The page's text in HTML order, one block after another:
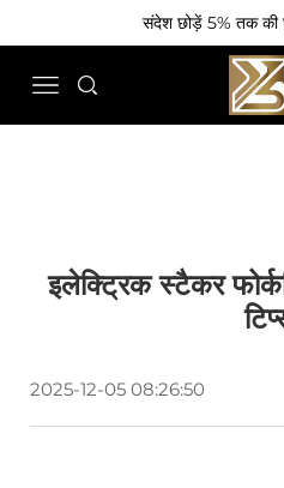
संदेश छोड़ें 5% तक की
इलेक्ट्रिक स्टैकर
2025-12-05 08:26:50